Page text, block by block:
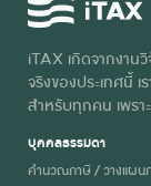
iTAX เกิดจากงาน
จริงของประเทศนี้
สำหรับทุกคน เพร
บุคคลธรรมดา
คำนวณภาษี / วางแผน